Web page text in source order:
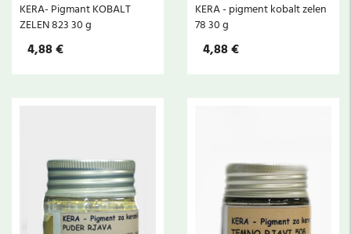
KERA- Pigmant KOBALT
ZELEN 823 30 g
4,88 €
KERA - pigment kobalt zelen
78 30 g
4,88 €